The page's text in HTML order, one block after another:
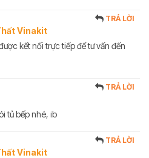
Vinakit
TRẢ LỜI
kết nối trực tiếp để tư vấn đến
TRẢ LỜI
tủ bếp nhé, ib
Vinakit
TRẢ LỜI